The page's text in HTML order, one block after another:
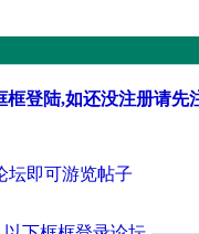
登陆,如还没注册请先
坛即可游览帖子